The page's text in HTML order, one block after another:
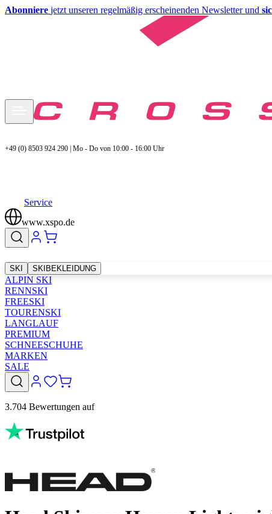
Abonniere jetzt unseren regelmäßig erscheinenden Newsletter und
+49 (0) 8503 924 290 | Mo - Do von 10:00 - 16:00 Uhr
Service
www.xspo.de
SKI SKIBEKLEIDUNG
ALPIN SKI
RENNSKI
FREESKI
TOURENSKI
LANGLAUF
PREMIUM
SCHNEESCHUHE
MARKEN
SALE
3.704 Bewertungen auf